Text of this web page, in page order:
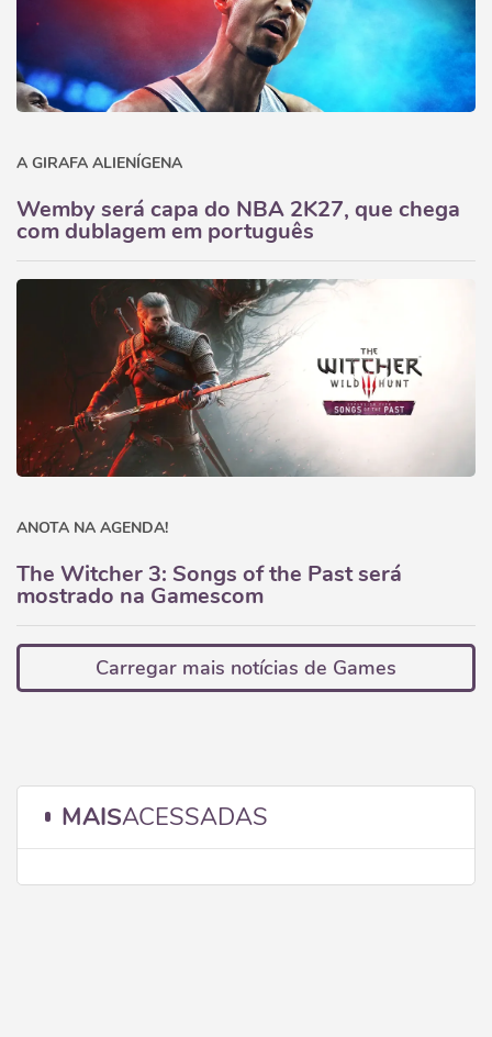
A GIRAFA ALIENÍGENA
Wemby será capa do NBA 2K27, que chega
com dublagem em português
ANOTA NA AGENDA!
The Witcher 3: Songs of the Past será
mostrado na Gamescom
Carregar mais notícias de Games
MAISACESSADAS